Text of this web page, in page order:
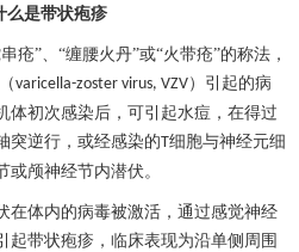
么是带状疱疹
疮”、“缠腰火丹”或“火带疮”的称法，
varicella-zoster virus, VZV）引起的病
体初次感染后，可引起水痘，在得过
突逆行，或经感染的T细胞与神经元细
颅神经节内潜伏。
在体内的病毒被激活，通过感觉神经
起带状疱疹 ，临床表现为沿单侧周围